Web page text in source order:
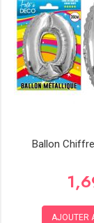
Ballon
AJOUTER